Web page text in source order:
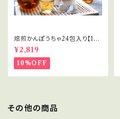
焙煎かんぽうちゃ24包入り【1ヵ
月に1回のお届け定期便計6回】
¥2,819
10%OFF
その他の商品